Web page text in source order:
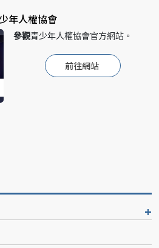
年人權協會
參觀青少年人權協會官方網站。
前往網站